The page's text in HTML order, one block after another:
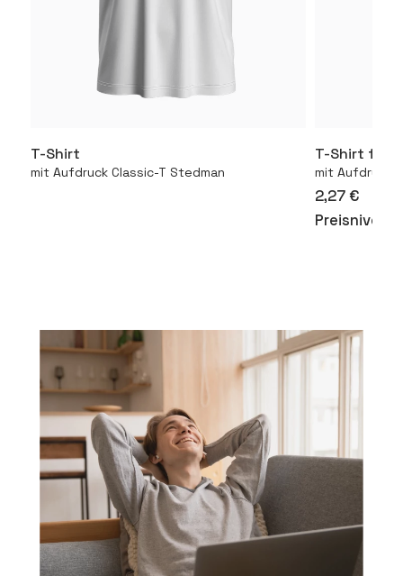
T-Shirt
mit Aufdruck Classic-T Stedman
T-Shirt für
mit Aufdruck
2,27 €
Preisniveau